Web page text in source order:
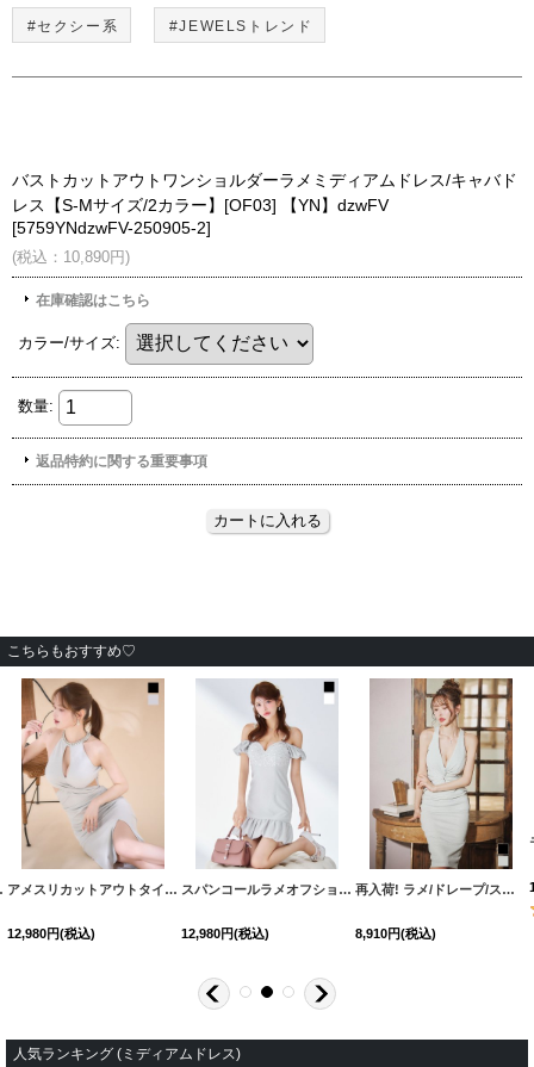
#セクシー系 #JEWELSトレンド
こちらもおすすめ♡
[5698YNdzwvFV-250823-2 ]
[J-959IM-250823-2]
【YN】dzwFV [
アメスリカットアウトタイトドレス【S-Mサイズ/2カラー】[OF03] 【YN】dzwsFV [
12,980円(税込)
スパンコールラメオフショルタイトマーメイドミニドレス/キャバドレス【XS-Mサイズ/2カラー】[OF03] 【YN】dzwvBF
12,980円(税込)
再入荷! ラメ/ドレープ/ストレッチ/ノースリーブ/タイト/谷間見せ/ミディアムドレス/キャバドレス【S-Lサイズ/2カラー】[OF03] 【IM】
8,910円(税込)
人気ランキング (ミディアムドレス)